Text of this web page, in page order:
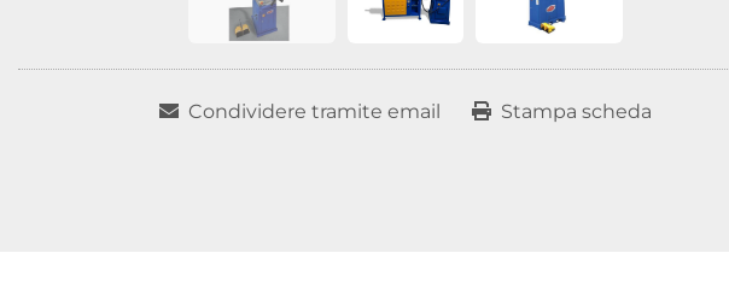
Condividere tramite email Stampa scheda